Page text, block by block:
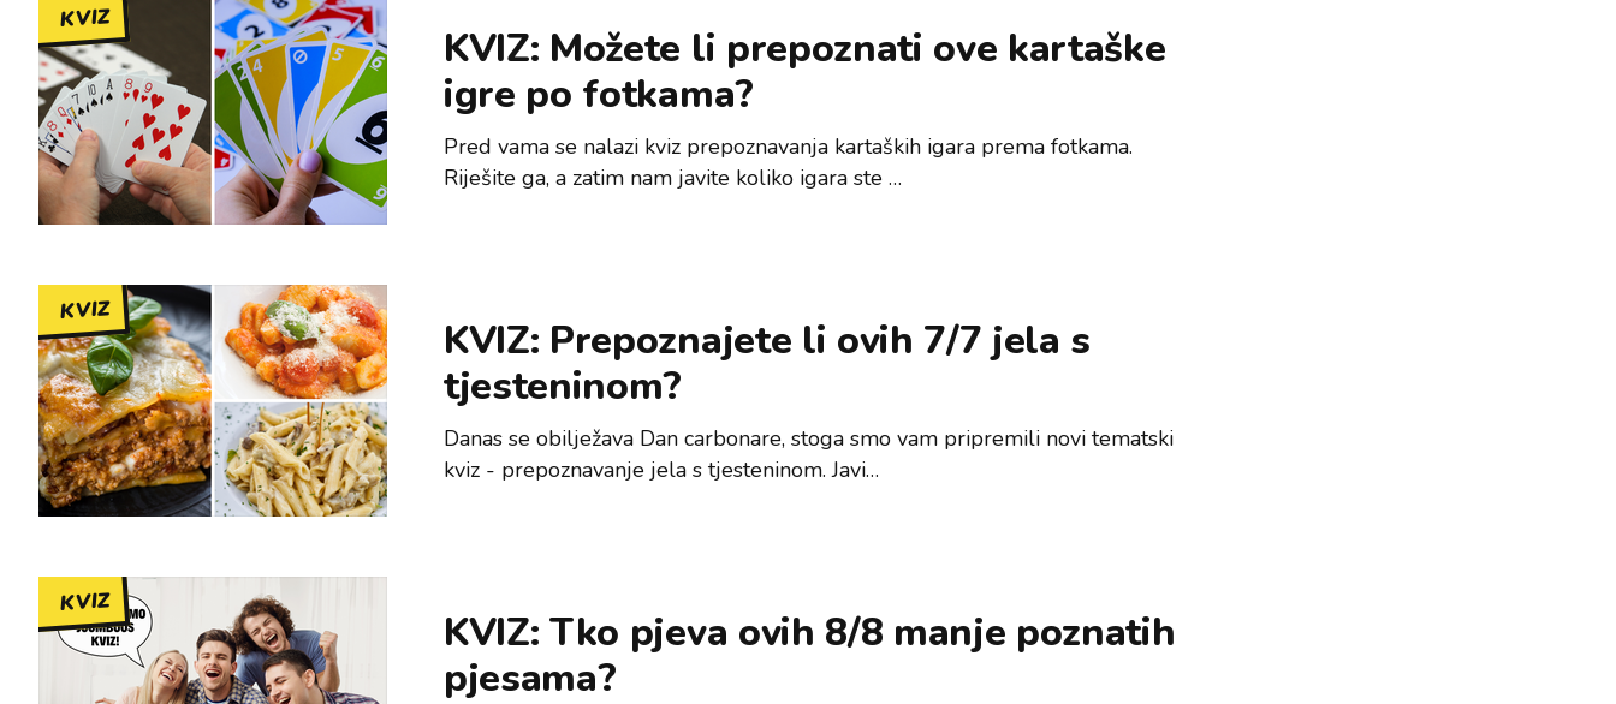
KVIZ
KVIZ: Možete li prepoznati ove kartaške
igre po fotkama?
Pred vama se nalazi kviz prepoznavanja kartaških igara prema fotkama.
Riješite ga, a zatim nam javite koliko igara ste …
KVIZ
KVIZ: Prepoznajete li ovih 7/7 jela s
tjesteninom?
Danas se obilježava Dan carbonare, stoga smo vam pripremili novi tematski
kviz - prepoznavanje jela s tjesteninom. Javi…
KVIZ
KVIZ: Tko pjeva ovih 8/8 manje poznatih
pjesama?